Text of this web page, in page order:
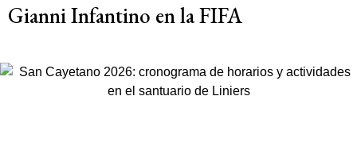
Gianni Infantino en la FIFA